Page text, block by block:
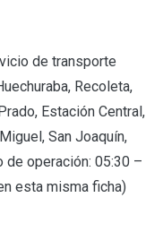
de transporte
Recoleta,
Estación Central,
San Joaquín,
de operación: 05:30 –
esta misma ficha)